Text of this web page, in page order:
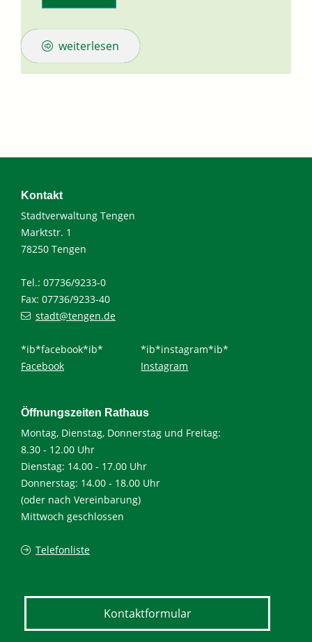
weiterlesen
Kontakt
Stadtverwaltung Tengen
Marktstr. 1
78250 Tengen
Tel.: 07736/9233-0
Fax: 07736/9233-40
stadt@tengen.de
*ib*facebook*ib*
Facebook
*ib*instagram*ib*
Instagram
Öffnungszeiten Rathaus
Montag, Dienstag, Donnerstag und Freitag:
8.30 - 12.00 Uhr
Dienstag: 14.00 - 17.00 Uhr
Donnerstag: 14.00 - 18.00 Uhr
(oder nach Vereinbarung)
Mittwoch geschlossen
Telefonliste
Kontaktformular